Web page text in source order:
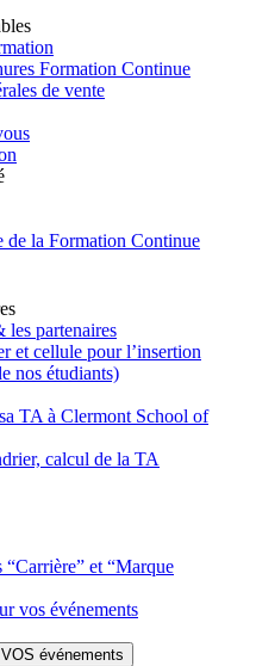
Formation Continue
de vente
de la Formation Continue
les partenaires
et cellule pour l’insertion
nos étudiants)
TA à Clermont School of
calcul de la TA
“Carrière” et “Marque
vos événements
événements